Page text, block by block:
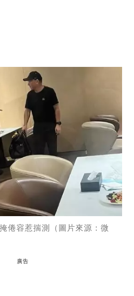
倦容惹揣測（圖片來源：微
廣告